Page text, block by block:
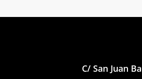
C/ San Juan